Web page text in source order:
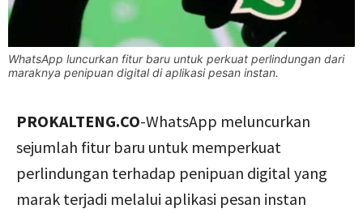
WhatsApp luncurkan fitur baru untuk perkuat perlindungan dari
maraknya penipuan digital di aplikasi pesan instan.
PROKALTENG.CO-WhatsApp meluncurkan
sejumlah fitur baru untuk memperkuat
perlindungan terhadap penipuan digital yang
marak terjadi melalui aplikasi pesan instan